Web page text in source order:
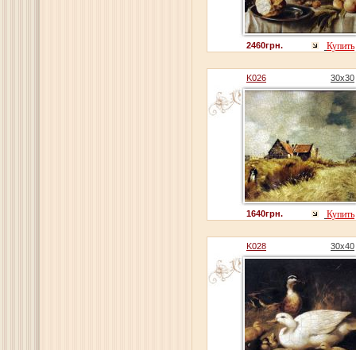
2460грн. Купить
K026 30x30
1640грн. Купить
K028 30x40